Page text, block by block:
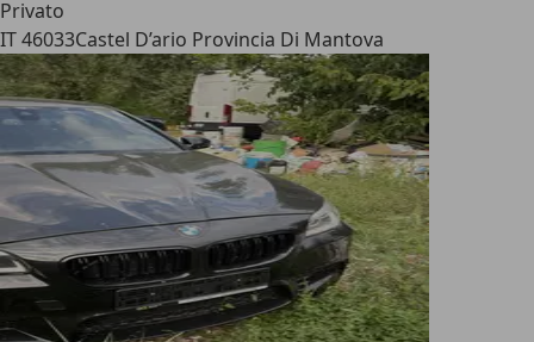
Privato
IT 46033Castel D’ario Provincia Di Mantova